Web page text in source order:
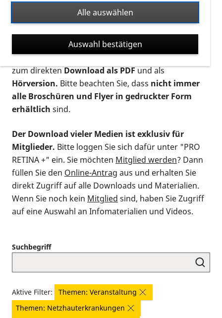
Ort. Nutzen Sie den Formatfilter, um ausschließlich
nach Flyern und Broschüren, Audios oder Videos zu
suchen. Die meisten Flyer und Broschüren werden in
verschiedenen Formaten angeboten: zur
postalischen Bestellung als gedruckte Variante
zum direktenDownload als PDFund als
Hörversion. Bitte beachten Sie, dass nicht immer
alle Broschüren und Flyer in gedruckter Form
erhältlich sind.
Der Download vieler Medien ist exklusiv für
Mitglieder. Bitte loggen Sie sich dafür unter "PRO
RETINA +" ein. Sie möchten Mitglied werden? Dann
füllen Sie den Online-Antrag aus und erhalten Sie
direkt Zugriff auf alle Downloads und Materialien.
Wenn Sie noch kein Mitglied sind, haben Sie Zugriff
auf eine Auswahl an Infomaterialien und Videos.
Suchbegriff
Aktive Filter:
Themen: Veranstaltung
Themen: Netzhauterkrankungen
Alle auswählen
Auswahl bestätigen